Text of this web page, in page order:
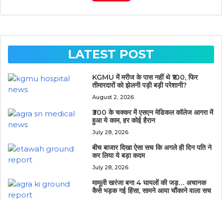
LATEST POST
KGMU में मरीज के पास नहीं थे ₹100, फिर
तीमारदारों को झेलनी पड़ी बड़ी परेशानी?
August 2, 2026
₹300 के चक्कर में एसएन मेडिकल कॉलेज आगरा में
हुआ ये काम, हर कोई हैरान
July 28, 2026
बीच बाजार दिखा ऐसा सच कि अगले ही दिन पति ने
कर लिया ये बड़ा कदम
July 28, 2026
मामूली खरंजा बना 4 घायलों की जड़… अचानक
कैसे भड़क गई हिंसा, सामने आया चौंकाने वाला सच